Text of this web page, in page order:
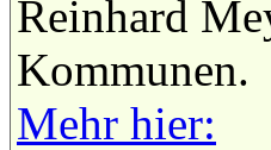
Reinhard
Kommunen.
Mehr hier: